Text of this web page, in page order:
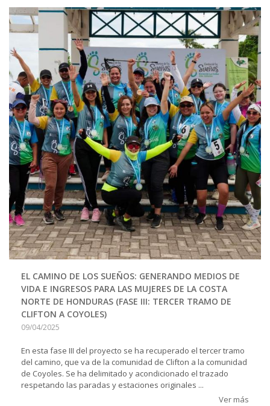
EL CAMINO DE LOS SUEÑOS: GENERANDO MEDIOS DE
VIDA E INGRESOS PARA LAS MUJERES DE LA COSTA
NORTE DE HONDURAS (FASE III: TERCER TRAMO DE
CLIFTON A COYOLES)
09/04/2025
En esta fase III del proyecto se ha recuperado el tercer tramo
del camino, que va de la comunidad de Clifton a la comunidad
de Coyoles. Se ha delimitado y acondicionado el trazado
respetando las paradas y estaciones originales ...
Ver más